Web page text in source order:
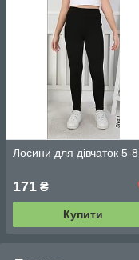
Лосини для дівчаток 5-8
171 ₴
Купити